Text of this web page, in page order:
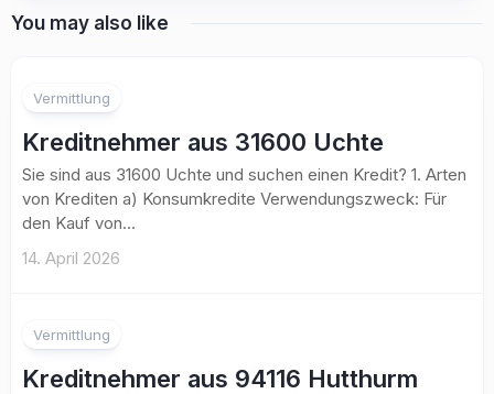
You may also like
Vermittlung
Kreditnehmer aus 31600 Uchte
Sie sind aus 31600 Uchte und suchen einen Kredit? 1. Arten
von Krediten a) Konsumkredite Verwendungszweck: Für
den Kauf von...
14. April 2026
Vermittlung
Kreditnehmer aus 94116 Hutthurm